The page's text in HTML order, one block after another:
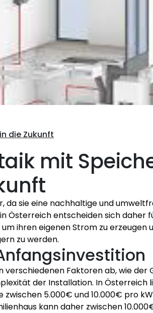
die Zukunft
mit
da sie eine nachhaltige und
Österreich entscheiden sich daher
ihren eigenen Strom zu erzeugen
zu werden.
verschiedenen Faktoren ab, wie der
der Installation. In Österreich
5.000€ und 10.000€ pro
kann daher zwischen